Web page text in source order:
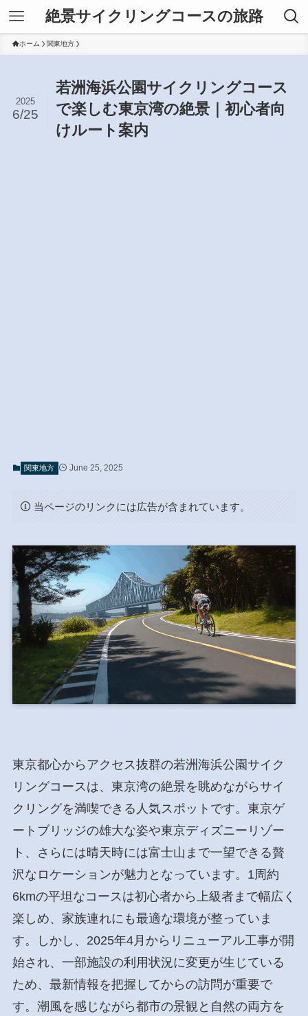
絶景サイクリングコースの旅路
ホーム 関東地方
若洲海浜公園サイクリングコース
で楽しむ東京湾の絶景｜初心者向
けルート案内
2025
6/25
関東地方 June 25, 2025
当ページのリンクには広告が含まれています。
東京都心からアクセス抜群の若洲海浜公園サイク
リングコースは、東京湾の絶景を眺めながらサイ
クリングを満喫できる人気スポットです。東京ゲ
ートブリッジの雄大な姿や東京ディズニーリゾー
ト、さらには晴天時には富士山まで一望できる贅
沢なロケーションが魅力となっています。1周約
6kmの平坦なコースは初心者から上級者まで幅広く
楽しめ、家族連れにも最適な環境が整っていま
す。しかし、2025年4月からリニューアル工事が開
始され、一部施設の利用状況に変更が生じている
ため、最新情報を把握してからの訪問が重要で
す。潮風を感じながら都市の景観と自然の両方を